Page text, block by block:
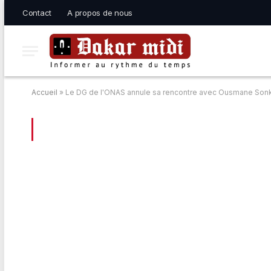
Contact A propos de nous
Accueil » Le DG de l'ONAS annule sa rencontre avec Ousmane